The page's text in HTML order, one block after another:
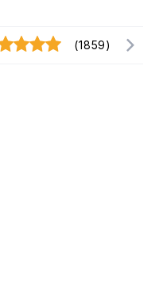
(1859)